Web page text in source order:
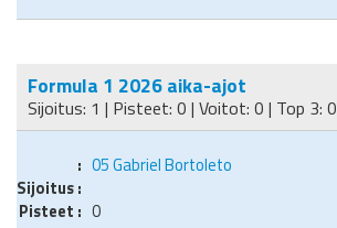
Formula 1 2026 aika-ajot
Sijoitus: 1 | Pisteet: 0 | Voitot: 0 | Top 3: 0
05Gabriel Bortoleto
0